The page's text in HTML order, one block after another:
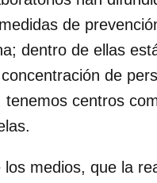
de
dentro de ellas
de
centros
medios, que la